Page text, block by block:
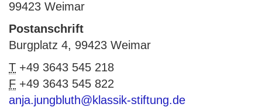
99423 Weimar
Postanschrift
Burgplatz 4, 99423 Weimar
T +49 3643 545 218
F +49 3643 545 822
anja.jungbluth@klassik-stiftung.de